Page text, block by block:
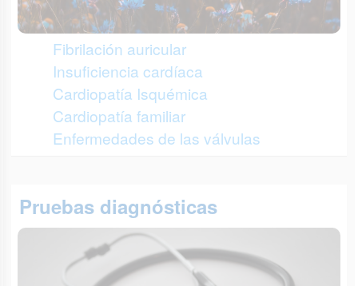
Fibrilación auricular
Insuficiencia cardíaca
Cardiopatía Isquémica
Cardiopatía familiar
Enfermedades de las válvulas
Pruebas diagnósticas